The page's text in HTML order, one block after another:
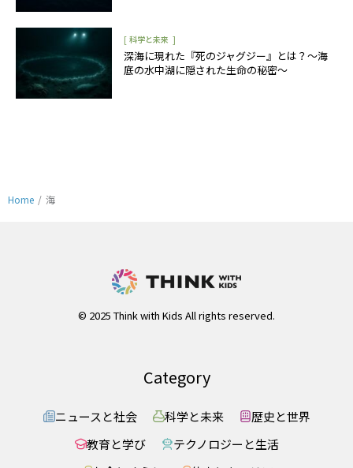
[ 科学と未来 ]
深海に現れた『死のジャグジー』とは？〜海
底の水中湖に隠された生命の秘密〜
Home / 海
© 2025 Think with Kids All rights reserved.
Category
ニュースと社会 科学と未来
歴史と世界
教育と学び
テクノロジーと生活